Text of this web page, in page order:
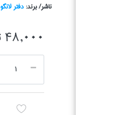
ناشر/ برند: دفتر لانگو
48,000 تومان